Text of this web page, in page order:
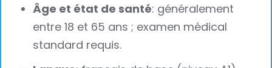
Âge et état de santé: généralement
entre 18 et 65 ans ; examen médical
standard requis.